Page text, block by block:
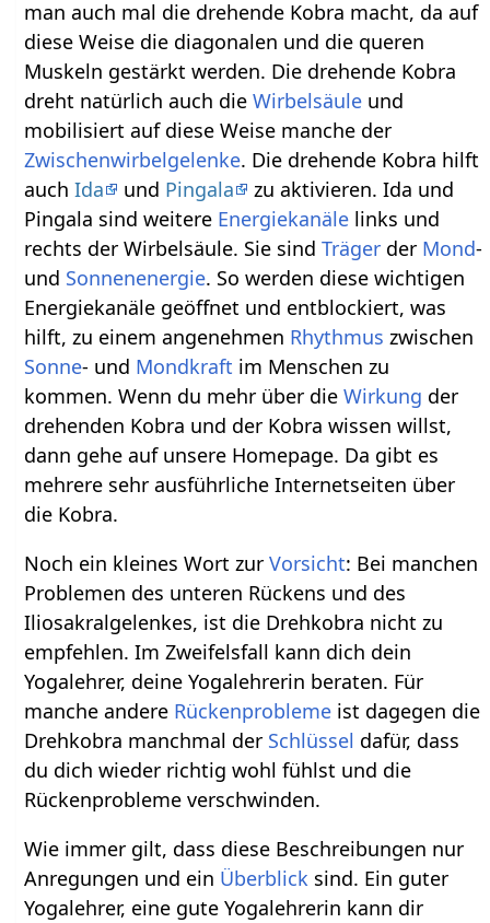
man auch mal die drehende Kobra macht, da auf
diese Weise die diagonalen und die queren
Muskeln gestärkt werden. Die drehende Kobra
dreht natürlich auch dieWirbelsäule und
mobilisiert auf diese Weise manche der
Zwischenwirbelgelenke. Die drehende Kobra hilft
auchIda und Pingala
zu aktivieren. Ida und
Pingala sind weitere Energiekanäle links und
rechts der Wirbelsäule. Sie sindTräger der Mond-
und Sonnenenergie. So werden diese wichtigen
Energiekanäle geöffnet und entblockiert, was
hilft, zu einem angenehmen Rhythmus zwischen
Sonne- und Mondkraft im Menschen zu
kommen. Wenn du mehr über dieWirkung der
drehenden Kobra und der Kobra wissen willst,
dann gehe auf unsere Homepage. Da gibt es
mehrere sehr ausführliche Internetseiten über
die Kobra.
Noch ein kleines Wort zurVorsicht: Bei manchen
Problemen des unteren Rückens und des
Iliosakralgelenkes, ist die Drehkobra nicht zu
empfehlen. Im Zweifelsfall kann dich dein
Yogalehrer, deine Yogalehrerin beraten. Für
manche andere Rückenprobleme ist dagegen die
Drehkobra manchmal der Schlüssel dafür, dass
du dich wieder richtig wohl fühlst und die
Rückenprobleme verschwinden.
Wie immer gilt, dass diese Beschreibungen nur
Anregungen und ein Überblick sind. Ein guter
Yogalehrer, eine gute Yogalehrerin kann dir